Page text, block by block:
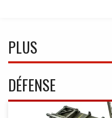
PLUS
DÉFENSE